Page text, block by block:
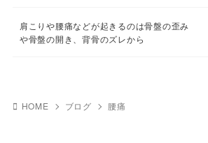
肩こりや腰痛などが起きるのは骨盤の歪み
や骨盤の開き、背骨のズレから
HOME ブログ 腰痛